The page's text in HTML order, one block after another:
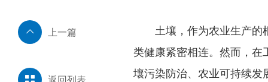
土壤，作为农业生产的根
类健康紧密相连。然而，
壤污染防治、农业可持续发
上一篇